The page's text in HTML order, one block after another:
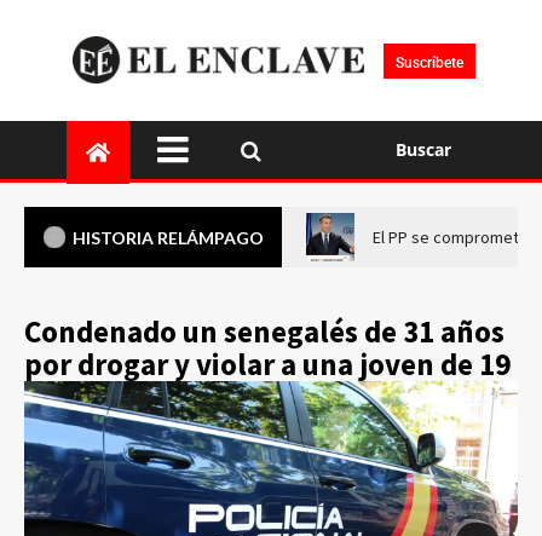
Suscríbete
Buscar
HISTORIA RELÁMPAGO El PP se compromete
Condenado un senegalés de 31 años
por drogar y violar a una joven de 19